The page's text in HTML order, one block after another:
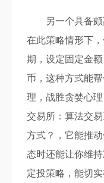
另一个具备颇
在此策略情形下
期，设定固定金
币，这种方式能
理，战胜贪婪心
交易所：算法交
方式？，它能推
态时还能让你维
定投策略，能切